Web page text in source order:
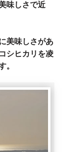
味しさで近
美味しさがあ
シヒカリを凌
。